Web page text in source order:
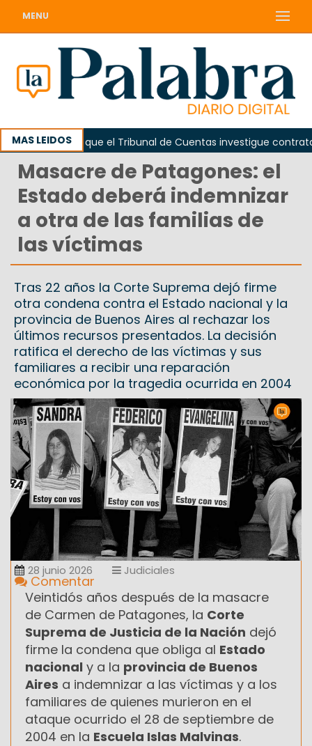
MENU
MAS LEIDOS
Piden que el Tribunal de Cuentas investigue
Masacre de Patagones: el
Estado deberá indemnizar
a otra de las familias de
las víctimas
Tras 22 años la Corte Suprema dejó firme
otra condena contra el Estado nacional y la
provincia de Buenos Aires al rechazar los
últimos recursos presentados. La decisión
ratifica el derecho de las víctimas y sus
familiares a recibir una reparación
económica por la tragedia ocurrida en 2004
28 junio 2026 Judiciales
Comentar
Veintidós años después de la masacre
de Carmen de Patagones, la Corte
Suprema de Justicia de la Nación dejó
firme la condena que obliga al Estado
nacional y a la provincia de Buenos
Aires a indemnizar a las víctimas y a los
familiares de quienes murieron en el
ataque ocurrido el 28 de septiembre de
2004 en la Escuela Islas Malvinas.